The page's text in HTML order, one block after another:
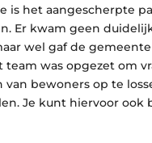
is het aangescherpte
Er kwam geen
wel gaf de
team was opgezet om
van bewoners op te
Je kunt hiervoor ook